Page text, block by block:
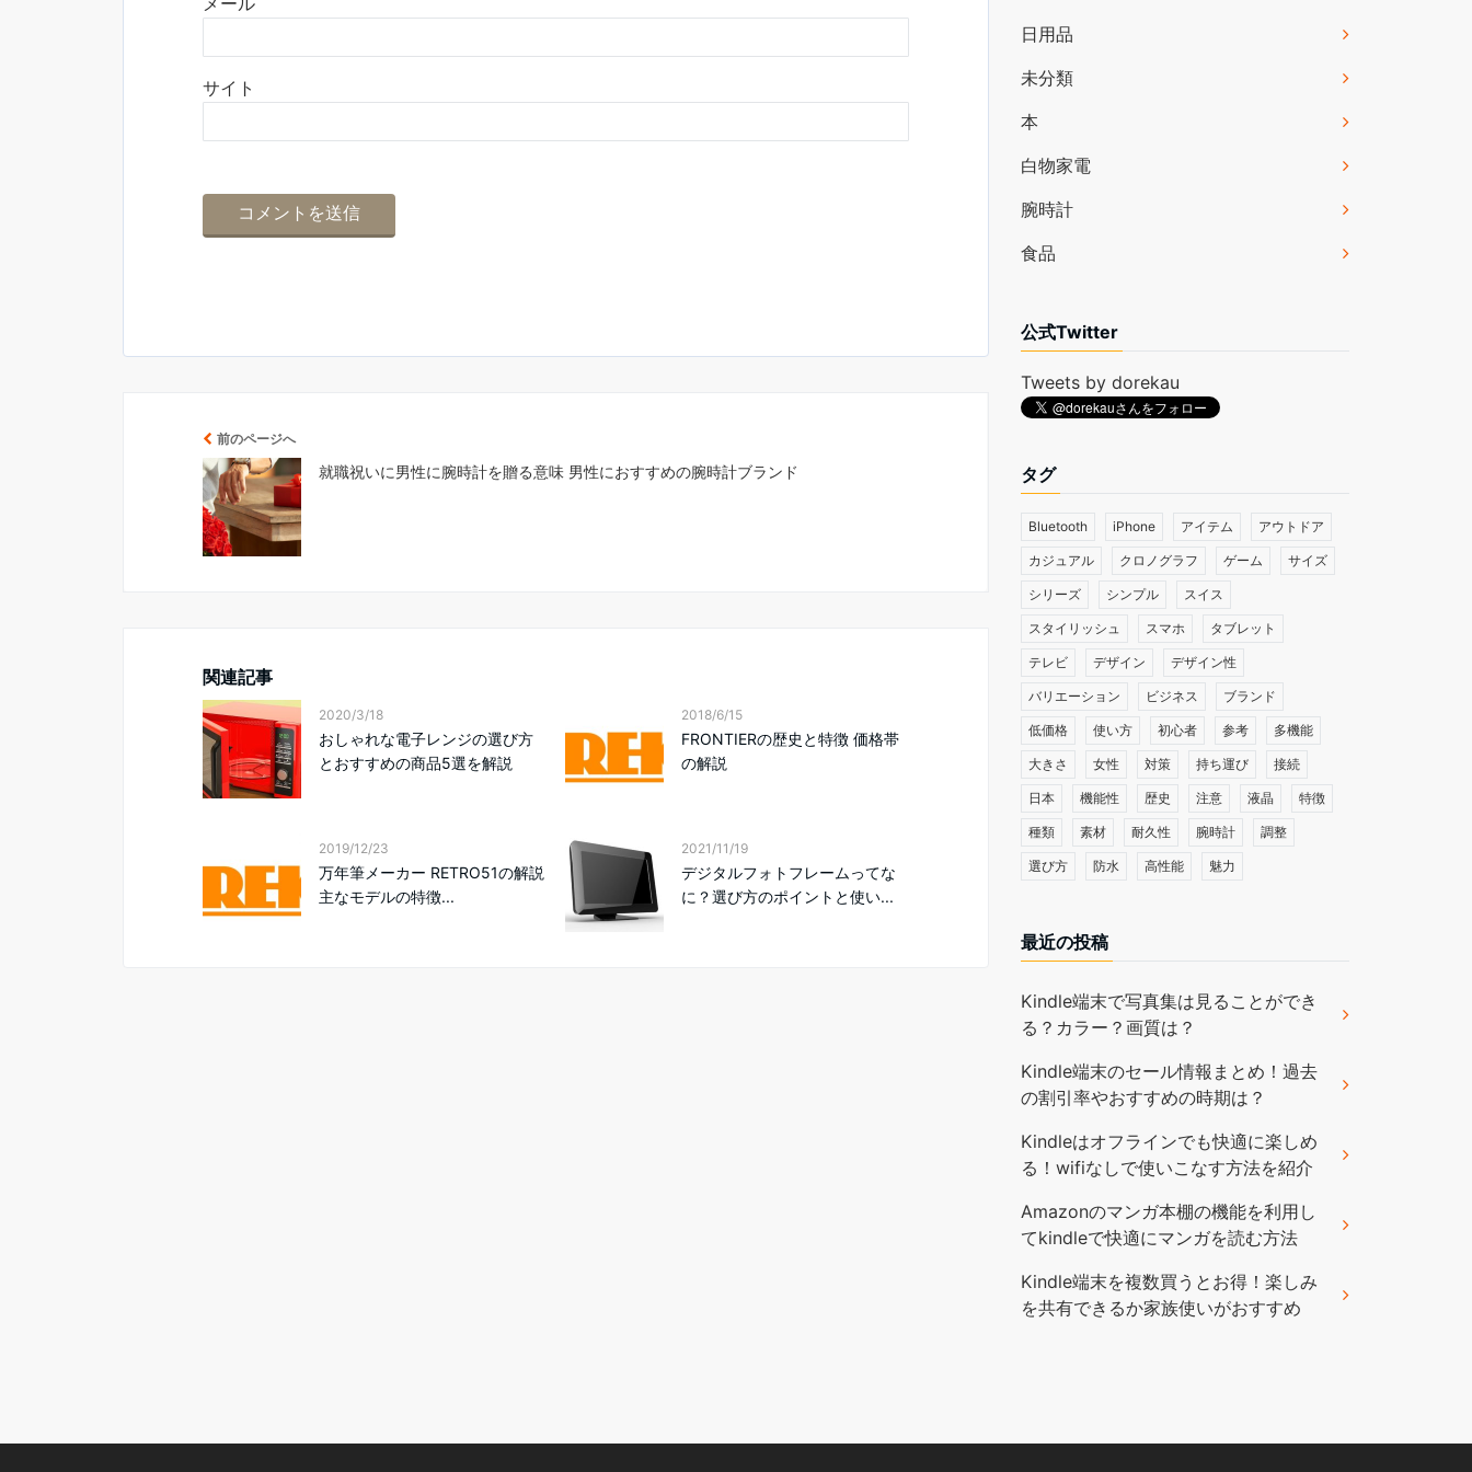
サイト
前のページへ
就職祝いに男性に腕時計を贈る意味 男性におすすめの腕時計ブランド
関連記事
2020/3/18
おしゃれな電子レンジの選び方
とおすすめの商品5選を解説
2018/6/15
FRONTIERの歴史と特徴 価格帯
の解説
2019/12/23
万年筆メーカー RETRO51の解説
主なモデルの特徴...
2021/11/19
デジタルフォトフレームってな
に？選び方のポイントと使い...
日用品
未分類
本
白物家電
腕時計
食品
公式Twitter
Tweets by dorekau
タグ
Bluetooth iPhone アイテム アウトドア
カジュアル クロノグラフ ゲーム サイズ
シリーズ シンプル スイス
スタイリッシュ スマホ タブレット
テレビ デザイン デザイン性
バリエーション ビジネス ブランド
低価格 使い方 初心者 参考 多機能
大きさ 女性 対策 持ち運び 接続
日本 機能性 歴史 注意 液晶 特徴
種類 素材 耐久性 腕時計 調整
選び方 防水 高性能 魅力
最近の投稿
Kindle端末で写真集は見ることができ
る？カラー？画質は？
Kindle端末のセール情報まとめ！過去
の割引率やおすすめの時期は？
Kindleはオフラインでも快適に楽しめ
る！wifiなしで使いこなす方法を紹介
Amazonのマンガ本棚の機能を利用し
てkindleで快適にマンガを読む方法
Kindle端末を複数買うとお得！楽しみ
を共有できるか家族使いがおすすめ